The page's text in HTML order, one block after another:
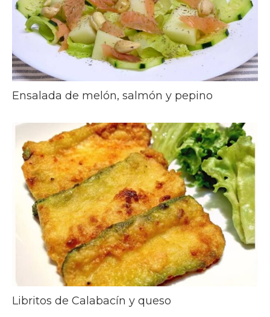
Ensalada de melón, salmón y pepino
Libritos de Calabacín y queso